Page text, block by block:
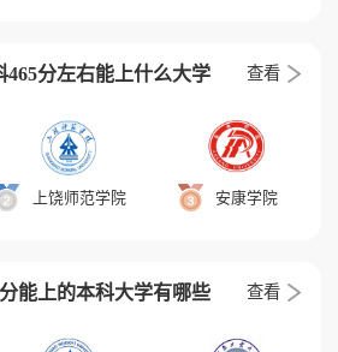
465分左右能上什么大学 查看
上饶师范学院 安康学院
能上的本科大学有哪些 查看